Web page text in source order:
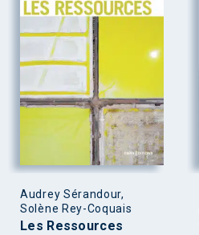
Audrey Sérandour,
Solène Rey-Coquais
Les Ressources